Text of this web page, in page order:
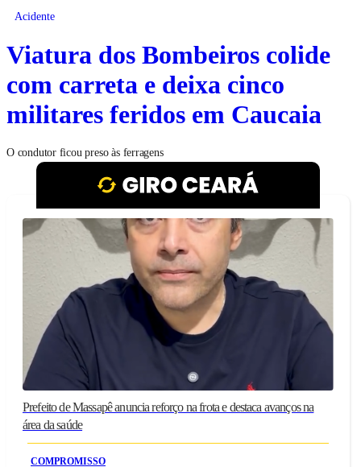
Acidente
Viatura dos Bombeiros colide
com carreta e deixa cinco
militares feridos em Caucaia
O condutor ficou preso às ferragens
Prefeito de Massapê anuncia reforço na frota e destaca avanços na
área da saúde
COMPROMISSO